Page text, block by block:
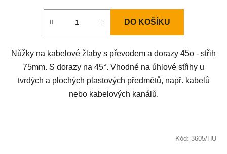
DO KOŠÍKU
Nůžky na kabelové žlaby s převodem a dorazy 45o - střih
75mm. S dorazy na 45°. Vhodné na úhlové střihy u
tvrdých a plochých plastových předmětů, např. kabelů
nebo kabelových kanálů.
Kód: 3605/HU